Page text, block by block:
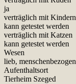
ja
verträglich mit Kindern
kann getestet werden
verträglich mit Katzen
kann getestet werden
Wesen
lieb, menschenbezogen
Aufenthaltsort
Tierheim Szeged